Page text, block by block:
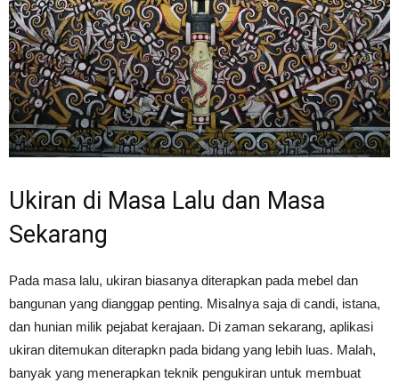
Ukiran di Masa Lalu dan Masa
Sekarang
Pada masa lalu, ukiran biasanya diterapkan pada mebel dan
bangunan yang dianggap penting. Misalnya saja di candi, istana,
dan hunian milik pejabat kerajaan. Di zaman sekarang, aplikasi
ukiran ditemukan diterapkn pada bidang yang lebih luas. Malah,
banyak yang menerapkan teknik pengukiran untuk membuat